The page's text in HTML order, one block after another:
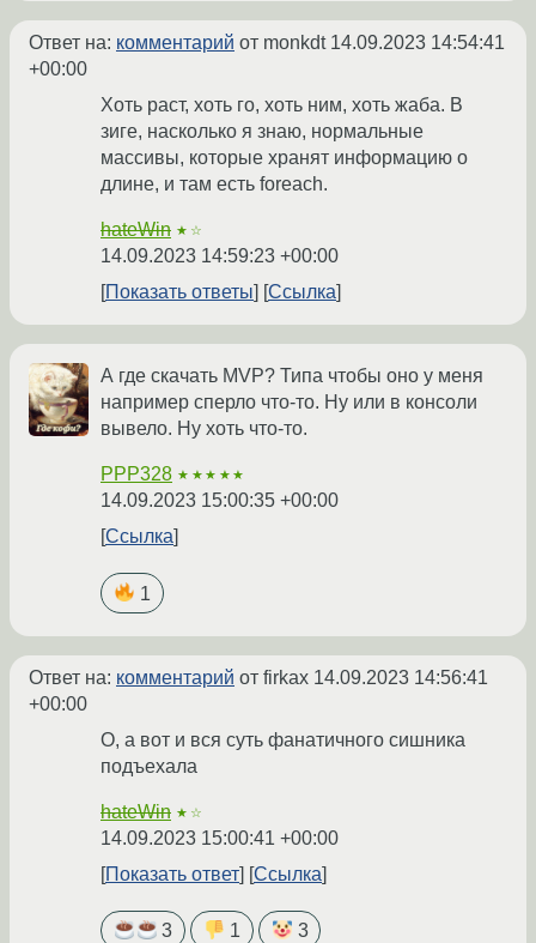
Ответ на: комментарий от monkdt 14.09.2023 14:54:41
+00:00
Хоть раст, хоть го, хоть ним, хоть жаба. В
зиге, насколько я знаю, нормальные
массивы, которые хранят информацию о
длине, и там есть foreach.
hateWin ★☆
14.09.2023 14:59:23 +00:00
Показать ответы
Ссылка
А где скачать MVP? Типа чтобы оно у меня
например сперло что-то. Ну или в консоли
вывело. Ну хоть что-то.
PPP328 ★★★★★
14.09.2023 15:00:35 +00:00
Ссылка
1
Ответ на: комментарий от firkax 14.09.2023 14:56:41
+00:00
О, а вот и вся суть фанатичного сишника
подъехала
hateWin ★☆
14.09.2023 15:00:41 +00:00
Показать ответ
Ссылка
3 1 3